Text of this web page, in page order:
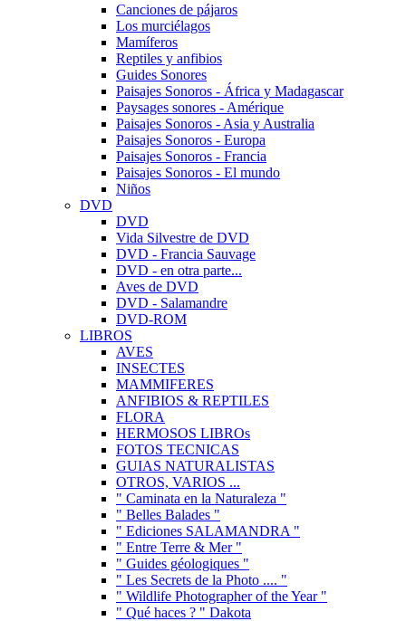
Canciones de pájaros
Los murciélagos
Mamíferos
Reptiles y anfibios
Guides Sonores
Paisajes Sonoros - África y Madagascar
Paysages sonores - Amérique
Paisajes Sonoros - Asia y Australia
Paisajes Sonoros - Europa
Paisajes Sonoros - Francia
Paisajes Sonoros - El mundo
Niños
DVD
DVD
Vida Silvestre de DVD
DVD - Francia Sauvage
DVD - en otra parte...
Aves de DVD
DVD - Salamandre
DVD-ROM
LIBROS
AVES
INSECTES
MAMMIFERES
ANFIBIOS & REPTILES
FLORA
HERMOSOS LIBROs
FOTOS TECNICAS
GUIAS NATURALISTAS
OTROS, VARIOS ...
" Caminata en la Naturaleza "
" Belles Balades "
" Ediciones SALAMANDRA "
" Entre Terre & Mer "
" Guides géologiques "
" Les Secrets de la Photo .... "
" Wildlife Photographer of the Year "
" Qué haces ? " Dakota